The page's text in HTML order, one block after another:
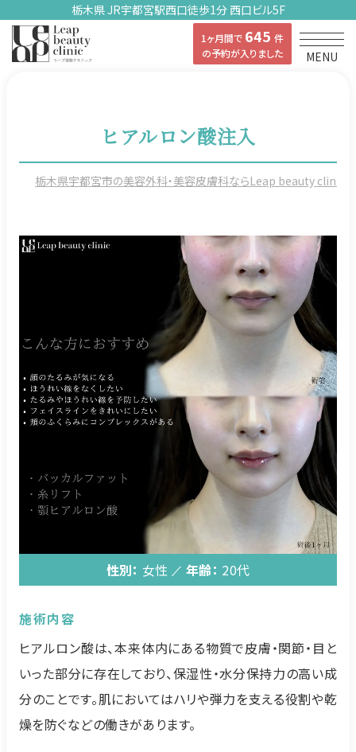
栃木県 JR宇都宮駅西口徒歩1分 西口ビル5F
1ヶ月間で 645 件
の予約が入りました
MENU
ヒアルロン酸注入
栃木県宇都宮市の美容外科・美容皮膚科ならLeap beauty clinic
性別： 女性 年齢： 20代
施術内容
ヒアルロン酸は、本来体内にある物質で皮膚・関節・目と
いった部分に存在しており、保湿性・水分保持力の高い成
分のことです。肌においてはハリや弾力を支える役割や乾
燥を防ぐなどの働きがあります。